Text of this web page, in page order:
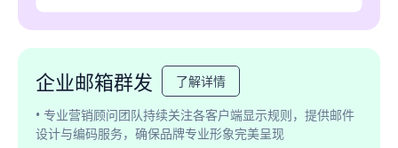
企业邮箱群发
了解详情
• 专业营销顾问团队持续关注各客户端显示规则，提供邮件
设计与编码服务，确保品牌专业形象完美呈现